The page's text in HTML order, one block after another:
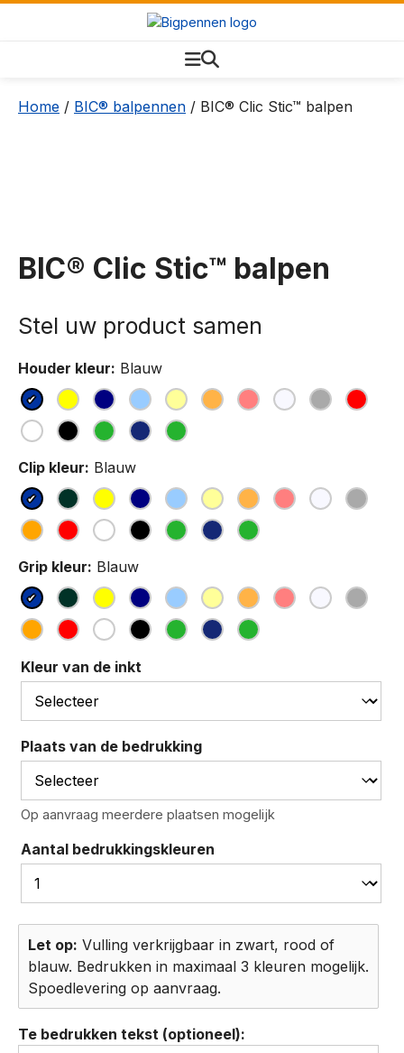
Home / BIC® balpennen / BIC® Clic Stic™ balpen
BIC® Clic Stic™ balpen
Houder kleur: Blauw
Clip kleur: Blauw
Grip kleur: Blauw
Kleur van de inkt
Plaats van de bedrukking
Op aanvraag meerdere plaatsen mogelijk
Aantal bedrukkingskleuren
Let op: Vulling verkrijgbaar in zwart, rood of
blauw. Bedrukken in maximaal 3 kleuren mogelijk.
Spoedlevering op aanvraag.
Te bedrukken tekst (optioneel):